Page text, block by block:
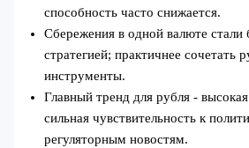
способность часто снижается.
Сбережения в одной валюте стали
стратегией; практичнее сочетать
инструменты.
Главный тренд для рубля -
сильная чувствительность к
регуляторным новостям.